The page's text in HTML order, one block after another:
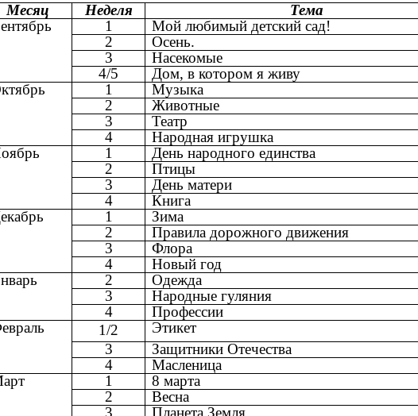
Месяц Неделя
Тема
1
Мой любимый детский сад!
2
Осень.
3
Насекомые
4/5
Дом, в котором я живу
1
Музыка
2
Животные
3
Театр
4
Народная игрушка
1
День народного единства
2
Птицы
3
День матери
4
Книга
1
Зима
2
Правила дорожного движения
3
Флора
4
Новый год
2
Одежда
3
Народные гуляния
4
Профессии
1/2
Этикет
3
Защитники Отечества
4
Масленица
1
8 марта
2
Весна
3
Планета Земля